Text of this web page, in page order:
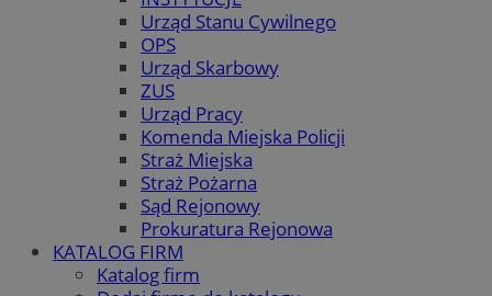
Urząd Stanu Cywilnego
OPS
Urząd Skarbowy
ZUS
Urząd Pracy
Komenda Miejska Policji
Straż Miejska
Straż Pożarna
Sąd Rejonowy
Prokuratura Rejonowa
KATALOG FIRM
Katalog firm